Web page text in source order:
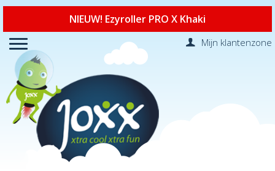
NIEUW! Ezyroller PRO X Khaki
Mijn klantenzone